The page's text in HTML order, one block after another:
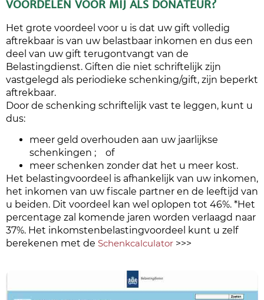
VOORDELEN VOOR MIJ ALS DONATEUR?
Het grote voordeel voor u is dat uw gift volledig
aftrekbaar is van uw belastbaar inkomen en dus een
deel van uw gift terugontvangt van de
Belastingdienst. Giften die niet schriftelijk zijn
vastgelegd als periodieke schenking/gift, zijn beperkt
aftrekbaar.
Door de schenking schriftelijk vast te leggen, kunt u
dus:
meer geld overhouden aan uw jaarlijkse
schenkingen ; of
meer schenken zonder dat het u meer kost.
Het belastingvoordeel is afhankelijk van uw inkomen,
het inkomen van uw fiscale partner en de leeftijd van
u beiden. Dit voordeel kan wel oplopen tot 46%. *Het
percentage zal komende jaren worden verlaagd naar
37%. Het inkomstenbelastingvoordeel kunt u zelf
berekenen met de Schenkcalculator >>>